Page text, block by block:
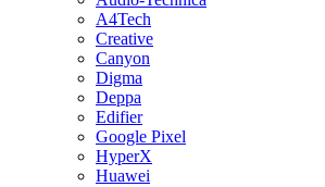
A4Tech
Creative
Canyon
Digma
Deppa
Edifier
Google Pixel
HyperX
Huawei